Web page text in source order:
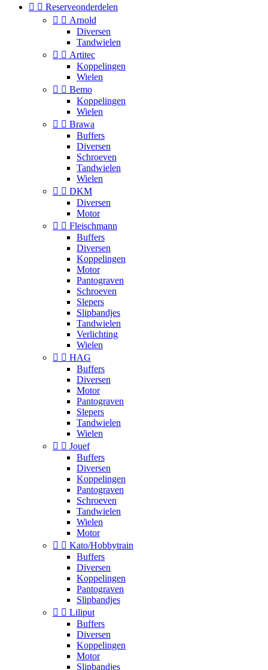
  Reserveonderdelen
  Arnold
Diversen
Tandwielen
  Artitec
Koppelingen
Wielen
  Bemo
Koppelingen
Wielen
  Brawa
Buffers
Diversen
Schroeven
Tandwielen
Wielen
  DKM
Diversen
Motor
  Fleischmann
Buffers
Diversen
Koppelingen
Motor
Pantograven
Schroeven
Slepers
Slipbandjes
Tandwielen
Verlichting
Wielen
  HAG
Buffers
Diversen
Motor
Pantograven
Slepers
Tandwielen
Wielen
  Jouef
Buffers
Diversen
Koppelingen
Pantograven
Schroeven
Tandwielen
Wielen
Motor
  Kato/Hobbytrain
Buffers
Diversen
Koppelingen
Pantograven
Slipbandjes
  Liliput
Buffers
Diversen
Koppelingen
Motor
Slipbandjes